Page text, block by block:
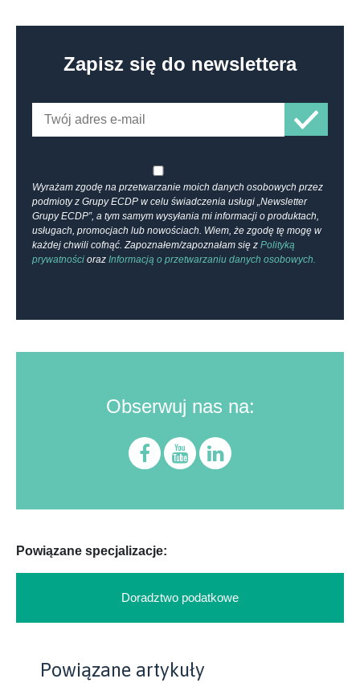
Zapisz się do newslettera
Wyrażam zgodę na przetwarzanie moich danych osobowych przez
podmioty z Grupy ECDP w celu świadczenia usługi „Newsletter
Grupy ECDP”, a tym samym wysyłania mi informacji o produktach,
usługach, promocjach lub nowościach. Wiem, że zgodę tę mogę w
każdej chwili cofnąć. Zapoznałem/zapoznałam się z Polityką
prywatności oraz Informacją o przetwarzaniu danych osobowych.
Obserwuj nas na:
Powiązane specjalizacje:
Doradztwo podatkowe
Powiązane artykuły